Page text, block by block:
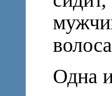
Одна